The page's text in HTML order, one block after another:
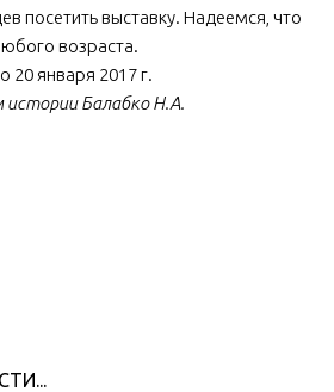
посетить выставку. Надеемся, что
возраста.
20 января 2017 г.
Балабко Н.А.